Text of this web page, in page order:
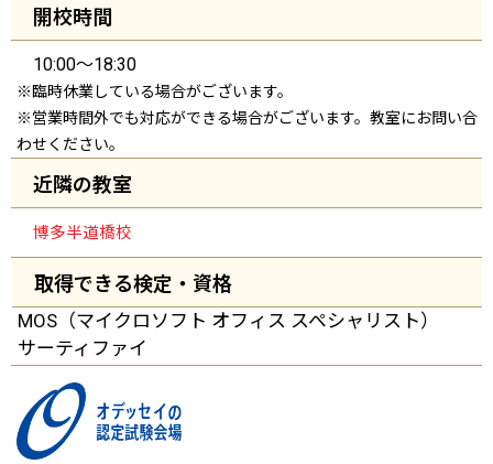
開校時間
10:00～18:30
※臨時休業している場合がございます。
※営業時間外でも対応ができる場合がございます。教室にお問い合
わせください。
近隣の教室
博多半道橋校
取得できる検定・資格
MOS（マイクロソフト オフィス スペシャリスト）
サーティファイ